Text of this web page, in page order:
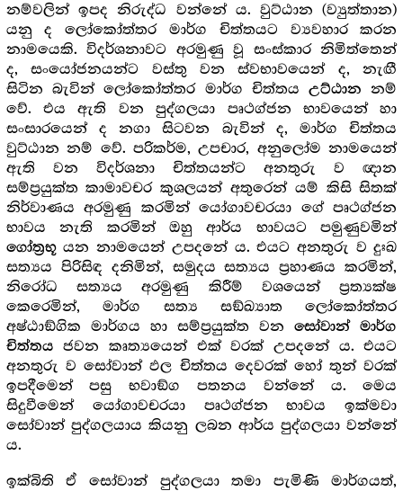
නම්වලින් ඉපද නිරුද්ධ වන්නේ ය. වුට්ඨාන (ව්‍යුත්තාන)
යනු ද ලෝකෝත්තර මාර්ග චිත්තයට ව්‍යවහාර කරන
නාමයෙකි. විදර්ශනාවට අරමුණු වූ සංස්කාර නිමිත්තෙන්
ද, සංයෝජනයන්ට වස්තු වන ස්වභාවයෙන් ද, නැඟී
සිටින බැවින් ලෝකෝත්තර මාර්ග චිත්තයඋට්ඨාන නම්
වේ. එය ඇති වන පුද්ගලයා පෘථග්ජන භාවයෙන් හා
සංසාරයෙන් ද නගා සිටවන බැවින් ද, මාර්ග චිත්තය
වුට්ඨාන නම් වේ. පරිකර්ම, උපචාර, අනුලෝම නාමයෙන්
ඇති වන විදර්ශනා චිත්තයන්ට අනතුරු ව ඥාන
සම්ප්‍ර‍යුක්ත කාමාවචර කුශලයන් අතුරෙන් යම් කිසි සිතක්
නිර්වාණය අරමුණු කරමින් යෝගාවචරයා ගේ පෘථග්ජන
භාවය නැති කරමින් ඔහු ආර්ය භාවයට පමුණුවමින්
ගෝත්‍ර‍භූයන නාමයෙන් උපදනේ ය. එයට අනතුරු ව දුඃඛ
සත්‍යය පිරිසිඳ දනිමින්, සමුදය සත්‍යය ප්‍ර‍හාණය කරමින්,
නිරෝධ සත්‍යය අරමුණු කිරීම් වශයෙන් ප්‍ර‍ත්‍යක්ෂ
කෙරෙමින්, මාර්ග සත්‍ය සඞ්ඛ්‍යාත ලෝකෝත්තර
අෂ්ඨාඞ්ගික මාර්ගය හා සම්ප්‍ර‍යුක්ත වනසෝවාන් මාර්ග
චිත්තය ජවන කෘත්‍යයෙන් එක් වරක් උපදනේ ය. එයට
අනතුරු ව සෝවාන් ඵල චිත්තය දෙවරක් හෝ තුන් වරක්
ඉපදීමෙන් පසු භවාඞ්ග පතනය වන්නේ ය. මෙය
සිදුවීමෙන් යෝගාවචරයා පෘථග්ජන භාවය ඉක්මවා
සෝවාන් පුද්ගලයාය කියනු ලබන ආර්ය පුද්ගලයා වන්නේ
ය.
ඉක්බිති ඒ සෝවාන් පුද්ගලයා තමා පැමිණි මාර්ගයත්,